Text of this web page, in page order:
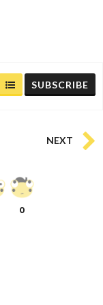
SUBSCRIBE
NEXT
0